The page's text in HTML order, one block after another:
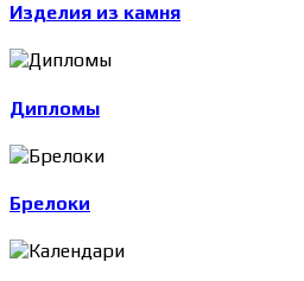
Изделия из камня
Дипломы
Брелоки